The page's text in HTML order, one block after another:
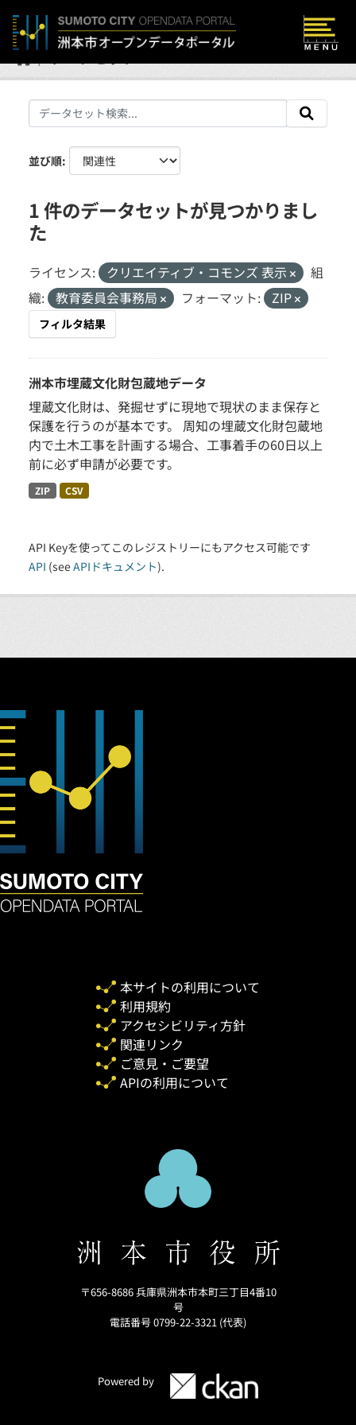
並び順
1 件のデータセットが見つかりまし
た
ライセンス: クリエイティブ・コモンズ 表示
組
織: 教育委員会事務局 フォーマット: ZIP
フィルタ結果
洲本市埋蔵文化財包蔵地データ
埋蔵文化財は、発掘せずに現地で現状のまま保存と
保護を行うのが基本です。 周知の埋蔵文化財包蔵地
内で土木工事を計画する場合、工事着手の60日以上
前に必ず申請が必要です。
ZIP CSV
API Keyを使ってこのレジストリーにもアクセス可能です
API (seeAPIドキュメント).
本サイトの利用について
利用規約
アクセシビリティ方針
関連リンク
ご意見・ご要望
APIの利用について
〒656-8686 兵庫県洲本市本町三丁目4番10
号
電話番号 0799-22-3321 (代表)
Powered by